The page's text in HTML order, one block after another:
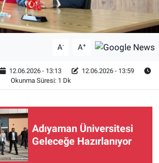
A- A+
12.06.2026 - 13:13
12.06.2026 - 13:59
Okunma Süresi: 1 Dk
Adıyaman Üniversitesi
Geleceğe Hazırlanıyor